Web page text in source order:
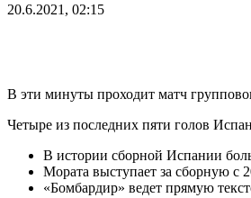
20.6.2021, 02:15
В эти минуты проходит матч
Четыре из последних пяти голов
В истории сборной Испании
Мората выступает за сборную с
«Бомбардир» ведет прямую